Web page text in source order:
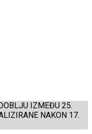
IZMEĐU 25.
NAKON 17.